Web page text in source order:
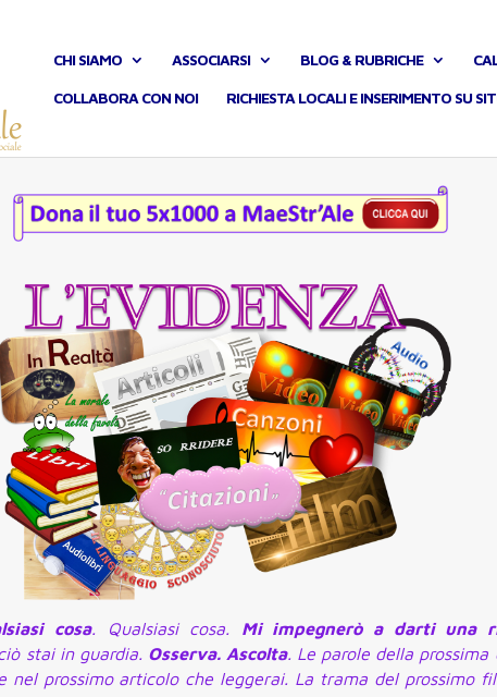
CHI SIAMO ASSOCIARSI BLOG & RUBRICHE
COLLABORA CON NOI RICHIESTA LOCALI E INSERIMENTO SU
cosa. Qualsiasi cosa. Mi impegnerò a darti una
stai in guardia. Osserva. Ascolta. Le parole della prossima
nel prossimo articolo che leggerai. La trama del prossimo